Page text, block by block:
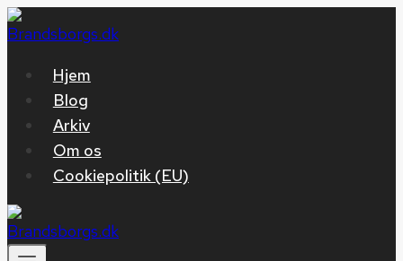
Fortsæt
til
indholdHjem
Blog
Arkiv
Om os
Cookiepolitik (EU)